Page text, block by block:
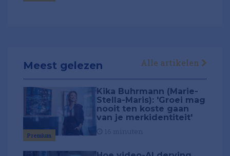
Meest gelezen Alle artikelen
Premium
Kika Buhrmann (Marie-
Stella-Maris): 'Groei mag
nooit ten koste gaan
van je merkidentiteit'